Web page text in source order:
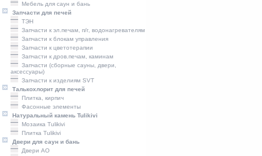
Мебель для саун и бань
Запчасти для печей
ТЭН
Запчасти к эл.печам, п/г, водонагревателям
Запчасти к блокам управления
Запчасти к цветотерапии
Запчасти к дров.печам, каминам
Запчасти (сборные сауны, двери,
аксессуары)
Запчасти к изделиям SVT
Талькохлорит для печей
Плитка, кирпич
Фасонные элементы
Натуральный камень Tulikivi
Мозаика Tulikivi
Плитка Tulikivi
Двери для саун и бань
Двери AO